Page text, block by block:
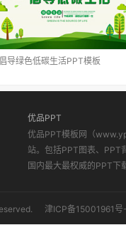
导绿色低碳生活PPT模板
优品PPT
优品PPT模板网（
站。包括PPT图表、PPT
国内最大最权威的PPT下
津ICP备15001961号